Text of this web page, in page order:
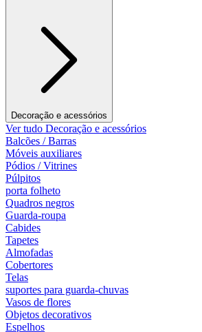
Decoração e acessórios
Ver tudo Decoração e acessórios
Balcões / Barras
Móveis auxiliares
Pódios / Vitrines
Púlpitos
porta folheto
Quadros negros
Guarda-roupa
Cabides
Tapetes
Almofadas
Cobertores
Telas
suportes para guarda-chuvas
Vasos de flores
Objetos decorativos
Espelhos